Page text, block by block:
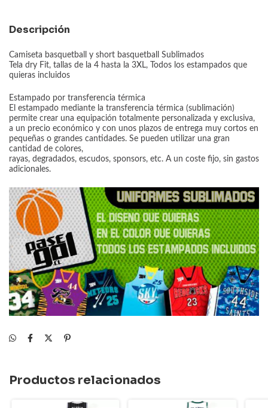
Descripción
Camiseta basquetball y short basquetball Sublimados
Tela dry Fit, tallas de la 4 hasta la 3XL, Todos los estampados que
quieras incluidos
Estampado por transferencia térmica
El estampado mediante la transferencia térmica (sublimación)
permite crear una equipación totalmente personalizada y exclusiva,
a un precio económico y con unos plazos de entrega muy cortos en
pequeñas o grandes cantidades. Se pueden utilizar una gran
cantidad de colores,
rayas, degradados, escudos, sponsors, etc. A un coste fijo, sin gastos
adicionales.
Productos relacionados